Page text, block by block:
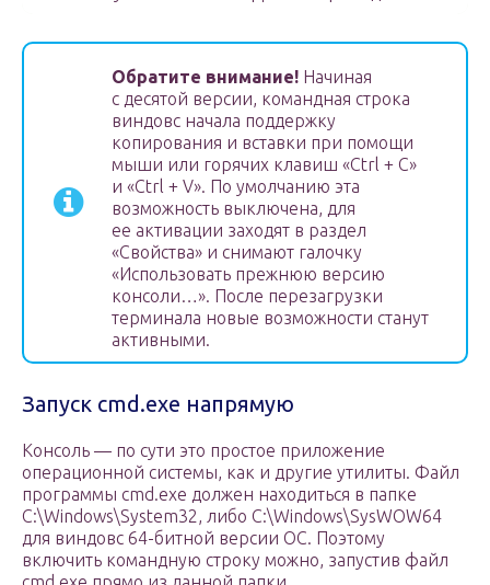
Обратите внимание! Начиная
с десятой версии, командная строка
виндовс начала поддержку
копирования и вставки при помощи
мыши или горячих клавиш «Ctrl + C»
и «Ctrl + V». По умолчанию эта
возможность выключена, для
ее активации заходят в раздел
«Свойства» и снимают галочку
«Использовать прежнюю версию
консоли…». После перезагрузки
терминала новые возможности станут
активными.
Запуск cmd.exe напрямую
Консоль — по сути это простое приложение
операционной системы, как и другие утилиты. Файл
программы cmd.exe должен находиться в папке
C:\Windows\System32, либо C:\Windows\SysWOW64
для виндовс 64-битной версии ОС. Поэтому
включить командную строку можно, запустив файл